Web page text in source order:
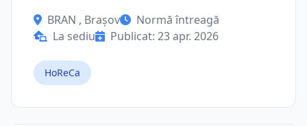
BRAN , Brașov
Normă întreagă
La sediu
Publicat: 23 apr. 2026
HoReCa